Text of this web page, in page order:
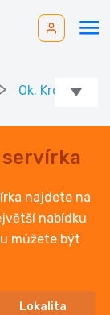
> Ok. Kroměříž
servírka
najdete na
nabídku
můžete být
Lokalita